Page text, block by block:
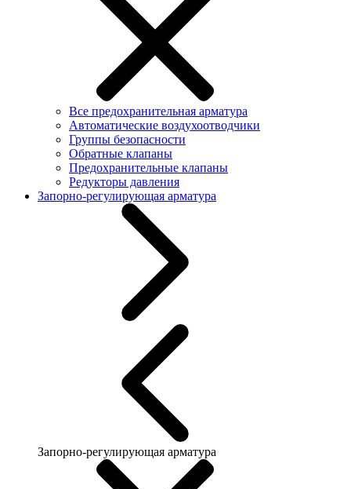
Все предохранительная арматура
Автоматические воздухоотводчики
Группы безопасности
Обратные клапаны
Предохранительные клапаны
Редукторы давления
Запорно-регулирующая арматура
Запорно-регулирующая арматура